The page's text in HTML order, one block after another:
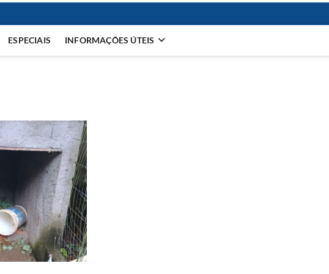
ESPECIAIS INFORMAÇÕES ÚTEIS